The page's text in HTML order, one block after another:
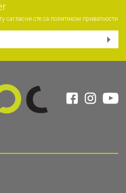
сагласни сте са политиком приватности